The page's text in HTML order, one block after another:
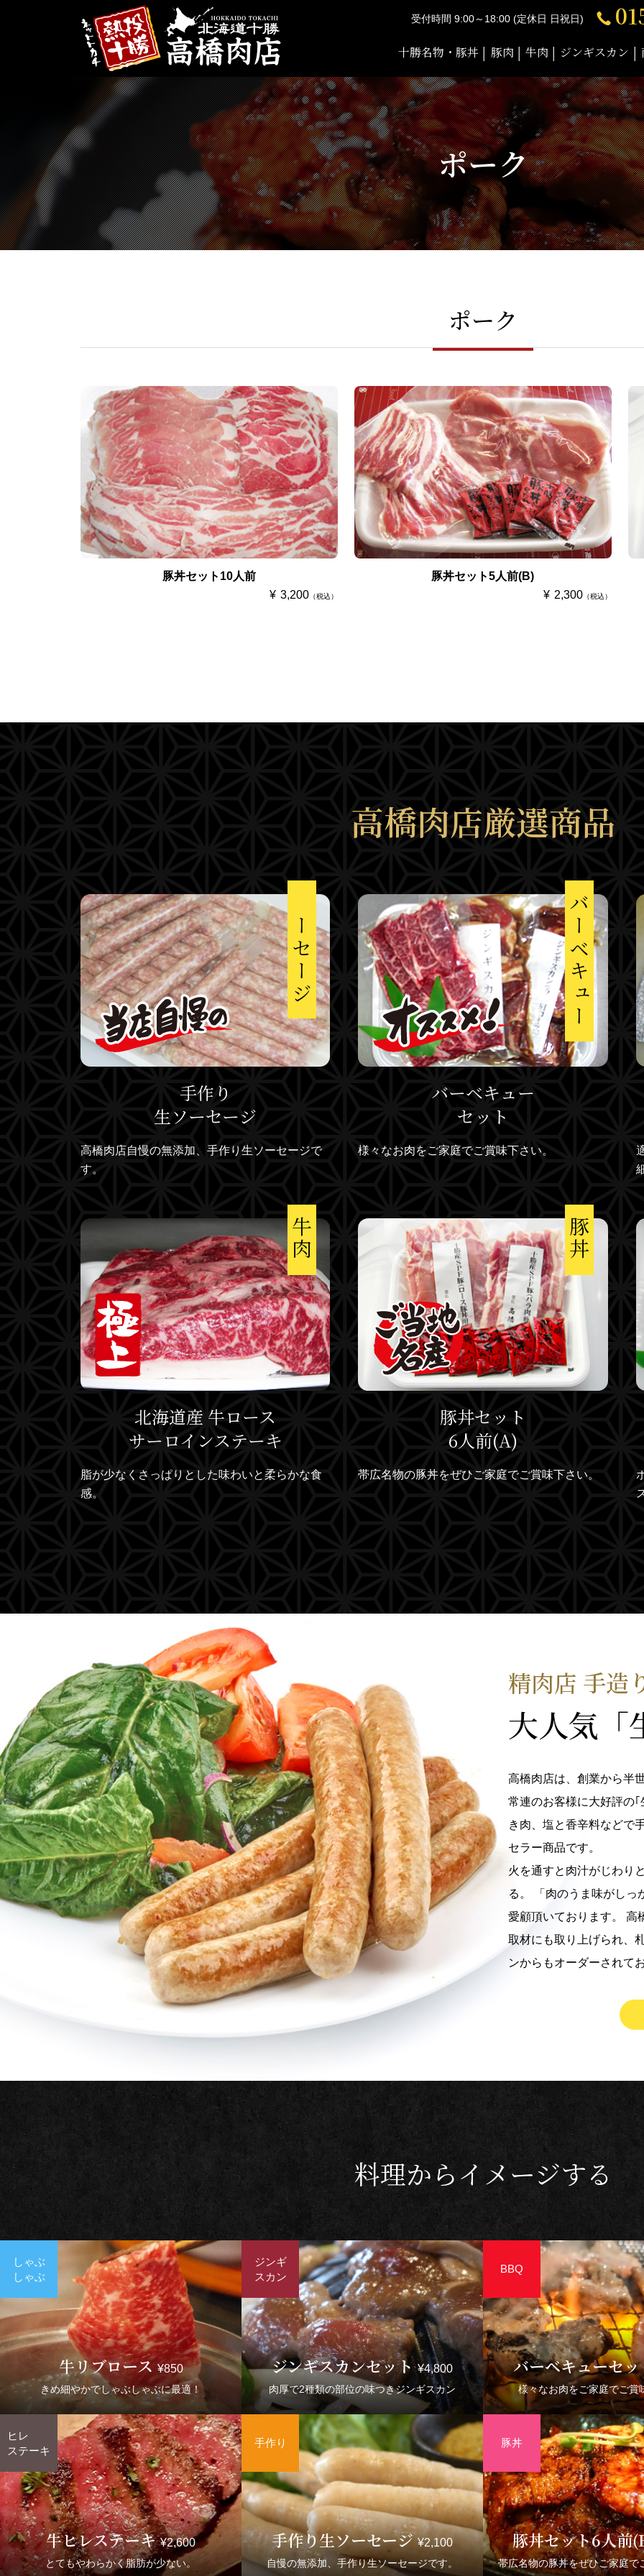
十勝名物・豚丼 豚肉 牛肉 ジンギスカン
受付時間 9:00～18:00 (定休日 日祝日)
ポーク
ポーク
豚丼セット10人前
3,200 （税込）
豚丼セット5人前(B)
2,300 （税込）
高橋肉店厳選商品
ソーセージ
手作り
生ソーセージ
高橋肉店自慢の無添加、手作り生ソーセージで
す。
バーベキュー
バーベキュー
セット
様々なお肉をご家庭でご賞味下さい。
牛肉
北海道産 牛ロース
サーロインステーキ
脂が少なくさっぱりとした味わいと柔らかな食
感。
豚丼
豚丼セット
6人前(A)
帯広名物の豚丼をぜひご家庭でご賞味下さい。
精肉店 手造
大人気「
高橋肉店は、創業から半
常連のお客様に大好評の
き肉、塩と香辛料などで
セラー商品です。
火を通すと肉汁がじわり
る。 「肉のうま味がしっ
愛顧頂いております。 高
取材にも取り上げられ、
ンからもオーダーされて
料理からイメージする
牛リブロース¥850
きめ細やかでしゃぶしゃぶに最適！
ジンギスカンセット¥4,800
肉厚で2種類の部位の味つきジンギスカン
バーベキューセ
様々なお肉をご家庭でご賞
牛ヒレステーキ¥2,600
とてもやわらかく脂肪が少ない。
手作り生ソーセージ¥2,100
自慢の無添加、手作り生ソーセージです。
豚丼セット6人前
帯広名物の豚丼をぜひご家庭で